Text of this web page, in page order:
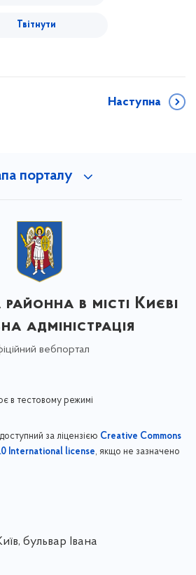
Твітнути
Наступна
порталу
в місті Києві
адміністрація
вебпортал
в тестовому режимі
за ліцензією Creative Commons
International license, якщо не зазначено
бульвар Івана